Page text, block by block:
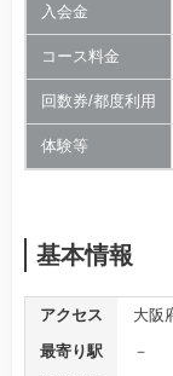
入会金
コース料金
回数券/都度利用
体験等
基本情報
アクセス
大阪
最寄り駅
－